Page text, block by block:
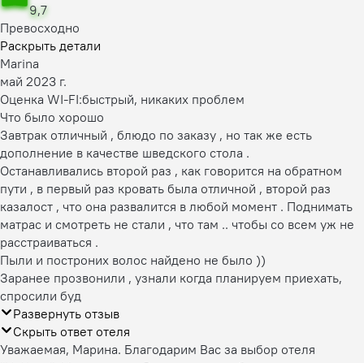
9,7
Превосходно
Раскрыть детали
Marina
май 2023 г.
Оценка WI-FI:быстрый, никаких проблем
Что было хорошо
Завтрак отличный , блюдо по заказу , но так же есть
дополнение в качестве шведского стола .
Останавливались второй раз , как говорится на обратном
пути , в первый раз кровать была отличной , второй раз
казалост , что она развалится в любой момент . Поднимать
матрас и смотреть не стали , что там .. чтобы со всем уж не
расстраиваться .
Пыли и построних волос найдено не было ))
Заранее прозвонили , узнали когда планируем приехать,
спросили буд
Развернуть отзыв
Скрыть ответ отеля
Уважаемая, Марина. Благодарим Вас за выбор отеля